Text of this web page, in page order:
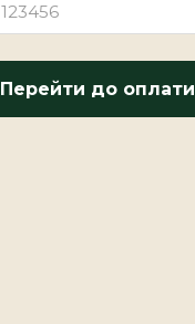
Перейти до оплати